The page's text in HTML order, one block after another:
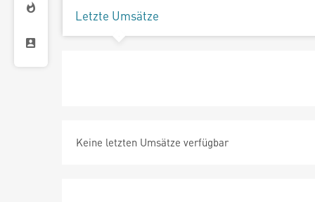
Letzte Umsätze
Keine letzten Umsätze verfügbar